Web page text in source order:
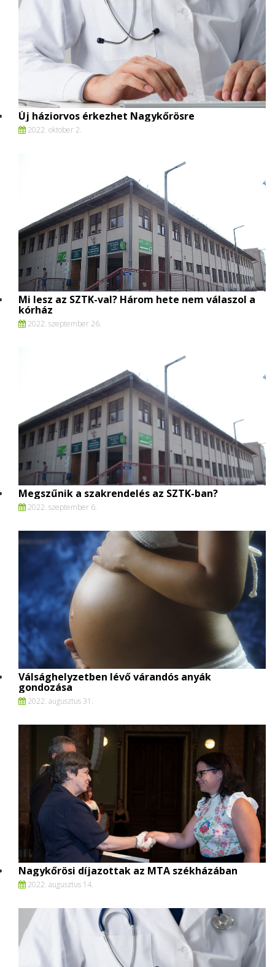
Új háziorvos érkezhet Nagykőrösre
2022. oktober 2.
Mi lesz az SZTK-val? Három hete nem válaszol a
kórház
2022. szeptember 26.
Megszűnik a szakrendelés az SZTK-ban?
2022. szeptember 6.
Válsághelyzetben lévő várandós anyák
gondozása
2022. augusztus 31.
Nagykőrösi díjazottak az MTA székházában
2022. augusztus 14.